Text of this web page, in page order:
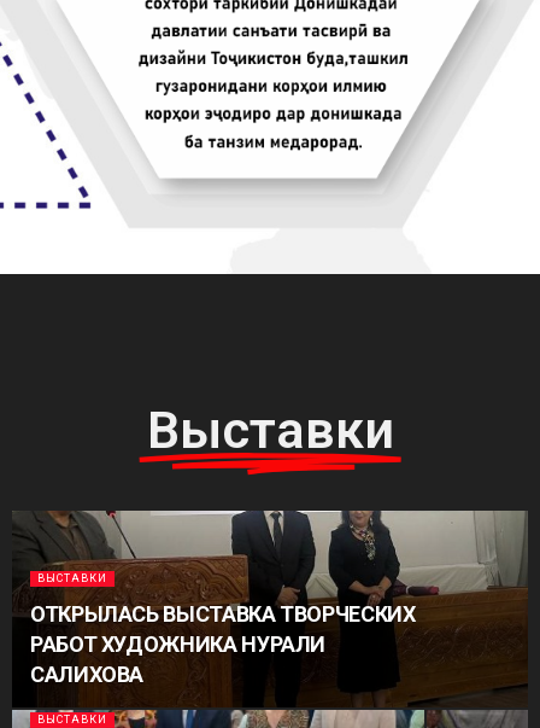
Выставки
ВЫСТАВКИ
ОТКРЫЛАСЬ ВЫСТАВКА ТВОРЧЕСКИХ
РАБОТ ХУДОЖНИКА НУРАЛИ
САЛИХОВА
ВЫСТАВКИ